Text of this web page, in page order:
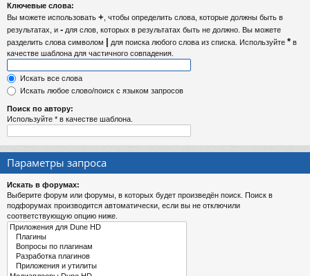
Ключевые слова:
Вы можете использовать + , чтобы определить слова, которые должны быть в
результатах, и - для слов, которых в результатах быть не должно. Вы можете
разделить слова символом | для поиска любого слова из списка. Используйте * в
качестве шаблона для частичного совпадения.
Искать все слова
Искать любое слово/поиск с языком запросов
Поиск по автору:
Используйте * в качестве шаблона.
Параметры запроса
Искать в форумах:
Выберите форум или форумы, в которых будет произведён поиск. Поиск в
подфорумах производится автоматически, если вы не отключили
соответствующую опцию ниже.